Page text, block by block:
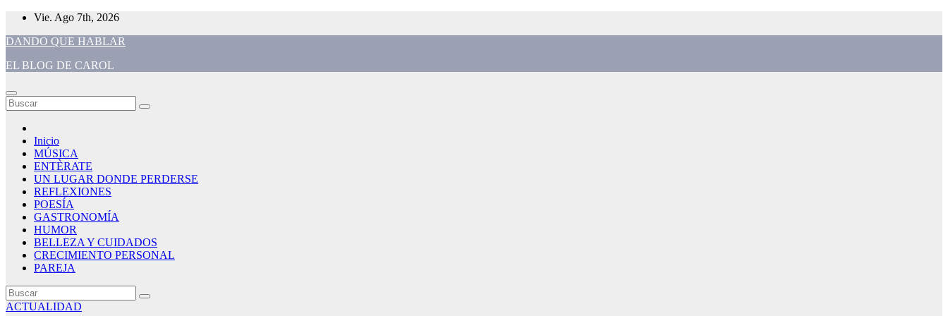
Saltar
contenido
Vie. Ago 7th, 2026
DANDO QUE HABLAR
EL BLOG DE CAROL
Inicio
MÚSICA
ENTÈRATE
UN LUGAR DONDE PERDERSE
REFLEXIONES
POESÍA
GASTRONOMÍA
HUMOR
BELLEZA Y CUIDADOS
CRECIMIENTO PERSONAL
PAREJA
ACTUALIDAD